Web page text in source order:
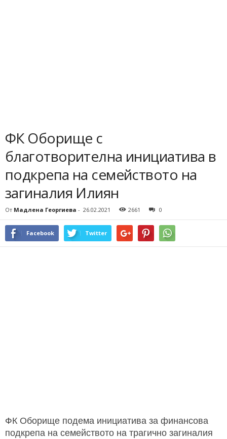
ФК Оборище с
благотворителна инициатива в
подкрепа на семейството на
загиналия Илиян
От Мадлена Георгиева - 26.02.2021 2661 0
Facebook Twitter
ФК Оборище подема инициатива за финансова
подкрепа на семейството на трагично загиналия